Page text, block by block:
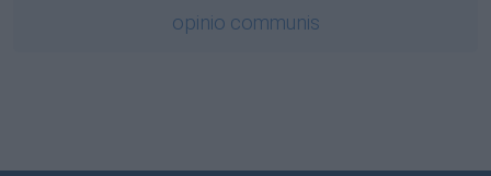
opinio communis